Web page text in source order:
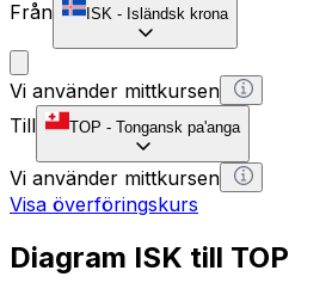
Från
ISK - Isländsk krona
Vi använder mittkursen
Till
TOP - Tongansk pa'anga
Vi använder mittkursen
Visa överföringskurs
Diagram ISK till TOP